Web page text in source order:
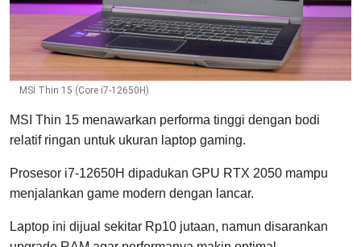
MSI Thin 15 (Core i7-12650H)
MSI Thin 15 menawarkan performa tinggi dengan bodi
relatif ringan untuk ukuran laptop gaming.
Prosesor i7-12650H dipadukan GPU RTX 2050 mampu
menjalankan game modern dengan lancar.
Laptop ini dijual sekitar Rp10 jutaan, namun disarankan